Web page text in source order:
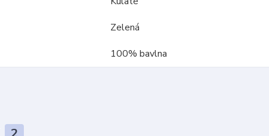
Zelená
100% bavlna